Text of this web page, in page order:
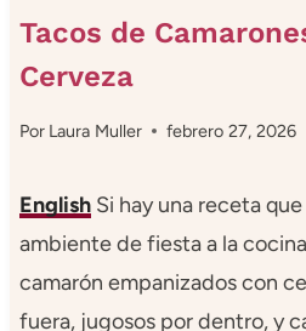
Tacos de
Cerveza
Por Laura Muller febrero 27, 2026
EnglishSi hay una receta
ambiente de fiesta a la
camarón empanizados con
fuera, jugosos por dentro, y